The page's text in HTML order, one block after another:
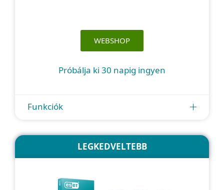
WEBSHOP
Próbálja ki 30 napig ingyen
Funkciók
LEGKEDVELTEBB